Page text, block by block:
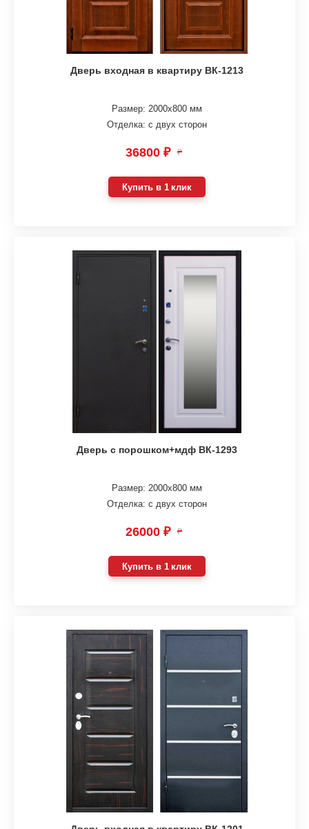
Дверь входная в квартиру ВК-1213
Размер: 2000х800 мм
Отделка: с двух сторон
36800 ₽ ₽
Купить в 1 клик
Дверь с порошком+мдф ВК-1293
Размер: 2000х800 мм
Отделка: с двух сторон
26000 ₽ ₽
Купить в 1 клик